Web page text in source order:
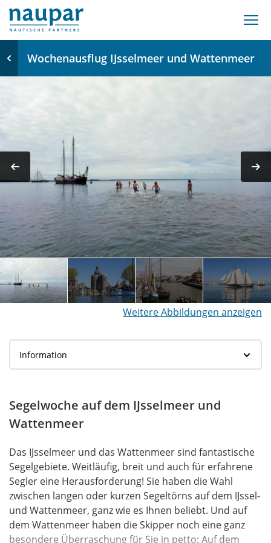
Wochenausflug IJsselmeer und Wattenmeer
Weitere Abbildungen anzeigen
Segelwoche auf dem IJsselmeer und
Wattenmeer
Das IJsselmeer und das Wattenmeer sind fantastische
Segelgebiete. Weitläufig, breit und auch für erfahrene
Segler eine Herausforderung! Sie haben die Wahl
zwischen langen oder kurzen Segeltörns auf dem IJssel-
und Wattenmeer, ganz wie es Ihnen beliebt. Und auf
dem Wattenmeer haben die Skipper noch eine ganz
besondere Überraschung für Sie in petto: Auf dem